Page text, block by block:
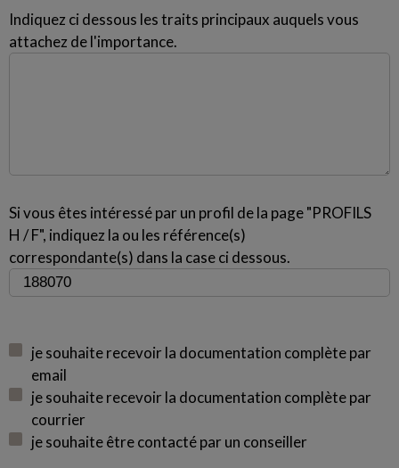
Indiquez ci dessous les traits principaux auquels vous
attachez de l'importance.
Si vous êtes intéressé par un profil de la page "PROFILS
H / F", indiquez la ou les référence(s)
correspondante(s) dans la case ci dessous.
je souhaite recevoir la documentation complète par
email
je souhaite recevoir la documentation complète par
courrier
je souhaite être contacté par un conseiller